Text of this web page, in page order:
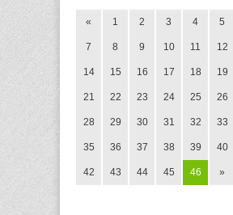
« 1 2 3 4 5
7 8 9 10 11 12
14 15 16 17 18 19
21 22 23 24 25 26
28 29 30 31 32 33
35 36 37 38 39 40
42 43 44 45 46 »